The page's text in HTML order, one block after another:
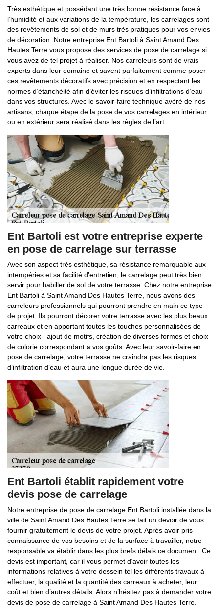
Très esthétique et possédant une très bonne résistance face à
l’humidité et aux variations de la température, les carrelages sont
des revêtements de sol et de murs très pratiques pour vos envies
de décoration. Notre entreprise Ent Bartoli à Saint Amand Des
Hautes Terre vous propose des services de pose de carrelage si
vous avez de tel projet à réaliser. Nos carreleurs sont de vrais
experts dans leur domaine et savent parfaitement comme poser
ces revêtements décoratifs avec précision et en respectant les
normes d’étanchéité afin d’éviter les risques d’infiltrations d’eau
dans vos structures. Avec le savoir-faire technique avéré de nos
artisans, chaque étape de la pose de vos carrelages en intérieur
ou en extérieur sera réalisé dans les règles de l’art.
Ent Bartoli est votre entreprise experte
en pose de carrelage sur terrasse
Avec son aspect très esthétique, sa résistance remarquable aux
intempéries et sa facilité d’entretien, le carrelage peut très bien
servir pour habiller de sol de votre terrasse. Chez notre entreprise
Ent Bartoli à Saint Amand Des Hautes Terre, nous avons des
carreleurs professionnels qui pourront prendre en main ce type
de projet. Ils pourront décorer votre terrasse avec les plus beaux
carreaux et en apportant toutes les touches personnalisées de
votre choix : ajout de motifs, création de diverses formes et choix
de colorie correspondant à vos goûts. Avec leur savoir-faire en
pose de carrelage, votre terrasse ne craindra pas les risques
d’infiltration d’eau et aura une longue durée de vie.
Ent Bartoli établit rapidement votre
devis pose de carrelage
Notre entreprise de pose de carrelage Ent Bartoli installée dans la
ville de Saint Amand Des Hautes Terre se fait un devoir de vous
fournir gratuitement le devis de votre projet. Après avoir pris
connaissance de vos besoins et de la surface à travailler, notre
responsable va établir dans les plus brefs délais ce document. Ce
devis est important, car il vous permet d’avoir toutes les
informations relatives à votre dessein tel les différents travaux à
effectuer, la qualité et la quantité des carreaux à acheter, leur
coût et bien d’autres détails. Alors n’hésitez pas à demander votre
devis de pose de carrelage à Saint Amand Des Hautes Terre.